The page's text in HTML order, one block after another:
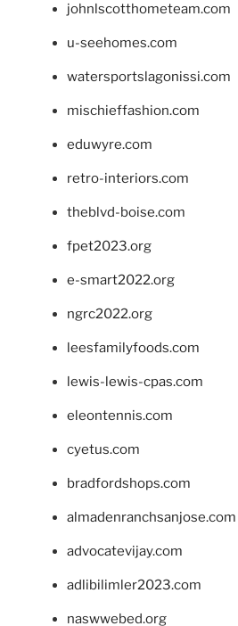
johnlscotthometeam.com
u-seehomes.com
watersportslagonissi.com
mischieffashion.com
eduwyre.com
retro-interiors.com
theblvd-boise.com
fpet2023.org
e-smart2022.org
ngrc2022.org
leesfamilyfoods.com
lewis-lewis-cpas.com
eleontennis.com
cyetus.com
bradfordshops.com
almadenranchsanjose.com
advocatevijay.com
adlibilimler2023.com
naswwebed.org